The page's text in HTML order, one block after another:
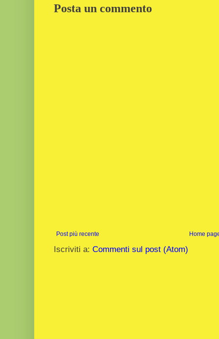
Posta un commento
Post più recente Home
Iscriviti a: Commenti sul post (Atom)